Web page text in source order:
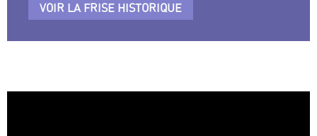
VOIR LA FRISE HISTORIQUE